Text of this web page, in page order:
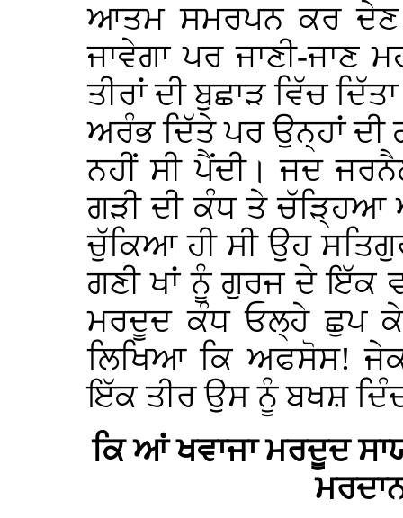
ਆਤਮ ਸਮਰਪਨ ਕਰ ਦੇਣ
ਜਾਵੇਗਾ ਪਰ ਜਾਣੀ-ਜਾਣ
ਤੀਰਾਂ ਦੀ ਬੁਛਾੜ ਵਿੱਚ
ਅਰੰਭ ਦਿੱਤੇ ਪਰ ਉਨ੍ਹਾਂ
ਨਹੀਂ ਸੀ ਪੈਂਦੀ। ਜਦ
ਗੜੀ ਦੀ ਕੰਧ ਤੇ ਚੱੜ੍ਹਿਆ
ਚੁੱਕਿਆ ਹੀ ਸੀ ਉਹ
ਗਣੀ ਖਾਂ ਨੂੰ ਗੁਰਜ ਦੇ ਇੱਕ
ਮਰਦੂਦ ਕੰਧ ਓਲ੍ਹੇ ਛੁਪ
ਲਿਖਿਆ ਕਿ ਅਫਸੋਸ!
ਇੱਕ ਤੀਰ ਉਸ ਨੂੰ ਬਖਸ਼
ਕਿ ਆਂ ਖਵਾਜਾ ਮਰਦੂਦ